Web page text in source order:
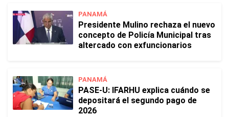
PANAMÁ
Presidente Mulino rechaza el nuevo
concepto de Policía Municipal tras
altercado con exfuncionarios
PANAMÁ
PASE-U: IFARHU explica cuándo se
depositará el segundo pago de
2026